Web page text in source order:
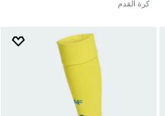
كرة القدم